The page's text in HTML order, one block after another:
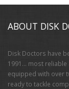
ABOUT DISK
Disk Doctors have
1991… most reliable
equipped with over
ready to tackle